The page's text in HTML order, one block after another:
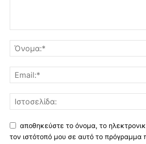
αποθηκεύστε το όνομα, το
τον ιστότοπό μου σε αυτό το πρόγραμμα